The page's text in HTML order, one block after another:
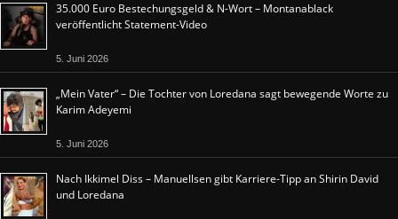
35.000 Euro Bestechungsgeld & N-Wort – Montanablack
veröffentlicht Statement-Video
5. Juni 2026
„Mein Vater“ – Die Tochter von Loredana sagt bewegende Worte zu
Karim Adeyemi
5. Juni 2026
Nach Ikkimel Diss – Manuellsen gibt Karriere-Tipp an Shirin David
und Loredana